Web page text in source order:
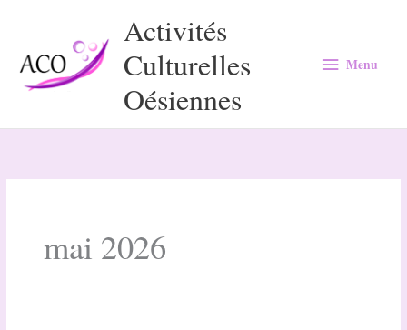
contenu
Activités
Culturelles
Oésiennes
Menu
Menu
mai 2026